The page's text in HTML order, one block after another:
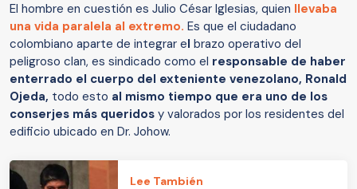
El hombre en cuestión es Julio César Iglesias, quien llevaba
una vida paralela al extremo. Es que el ciudadano
colombiano aparte de integrar el brazo operativo del
peligroso clan, es sindicado como el responsable de haber
enterrado el cuerpo del exteniente venezolano, Ronald
Ojeda, todo esto al mismo tiempo que era uno de los
conserjes más queridos y valorados por los residentes del
edificio ubicado en Dr. Johow.
Lee También